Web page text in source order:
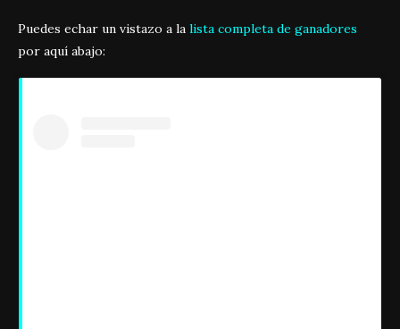
Puedes echar un vistazo a la lista completa de ganadores
por aquí abajo: